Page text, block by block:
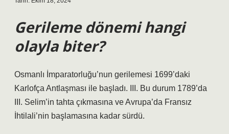
Gerileme dönemi hangi
olayla biter?
Osmanlı İmparatorluğu’nun gerilemesi 1699’daki
Karlofça Antlaşması ile başladı. III. Bu durum 1789’da
III. Selim’in tahta çıkmasına ve Avrupa’da Fransız
İhtilali’nin başlamasına kadar sürdü.